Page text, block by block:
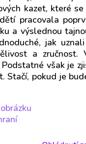
kazet, které se
pracovala
a výslednou
jak
a
však je
Stačí, pokud je